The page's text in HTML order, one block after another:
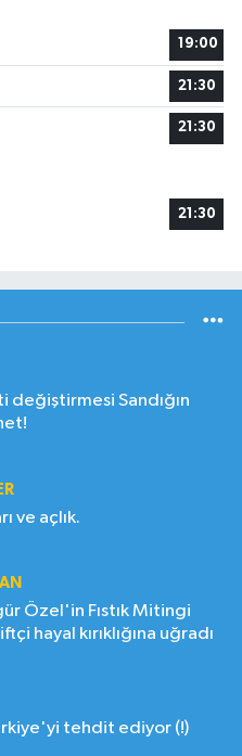
19:00
21:30
21:30
21:30
değiştirmesi Sandığın
ve açlık.
Özel'in Fıstık Mitingi
hayal kırıklığına uğradı
tehdit ediyor (!)